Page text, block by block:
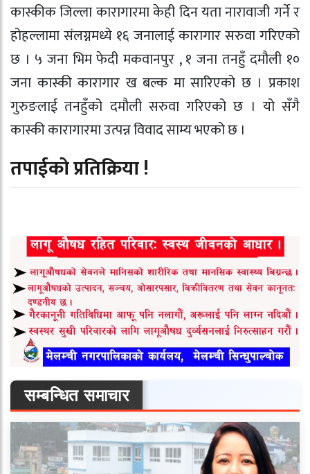
कास्कीक जिल्ला कारागारमा केही दिन यता नारावाजी गर्ने र
होहल्लामा संलग्नमध्ये १६ जनालाई कारागार सरुवा गरिएको
छ । ५ जना भिम फेदी मकवानपुर , १ जना तनहुँ दमौली १०
जना कास्की कारागार ख बल्क मा सारिएको छ । प्रकाश
गुरुङलाई तनहुँको दमौली सरुवा गरिएको छ । यो सँगै
कास्की कारागारमा उत्पन्न विवाद साम्य भएको छ ।
तपाईको प्रतिक्रिया !
सम्बन्धित समाचार